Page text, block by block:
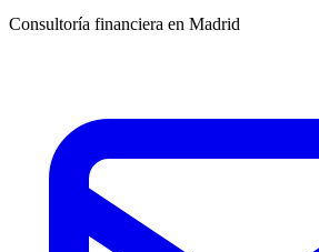
Consultoría financiera en Madrid